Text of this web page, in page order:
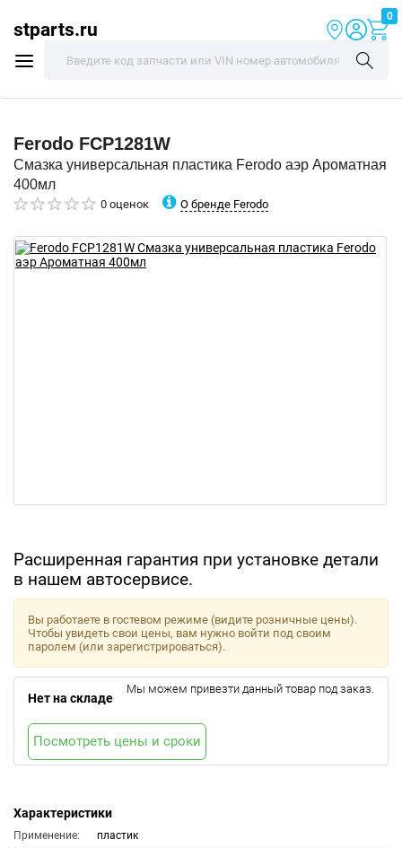
stparts.ru
0
Ferodo FCP1281W
Смазка универсальная пластика Ferodo аэр Ароматная
400мл
0 оценок О бренде Ferodo
Расширенная гарантия при установке детали
в нашем автосервисе.
Характеристики
Применение:
пластик
Вы работаете в гостевом режиме (видите розничные цены).
Чтобы увидеть свои цены, вам нужно войти под своим
паролем (или зарегистрироваться).
Нет на складе
Мы можем привезти данный товар под заказ.
Посмотреть цены и сроки